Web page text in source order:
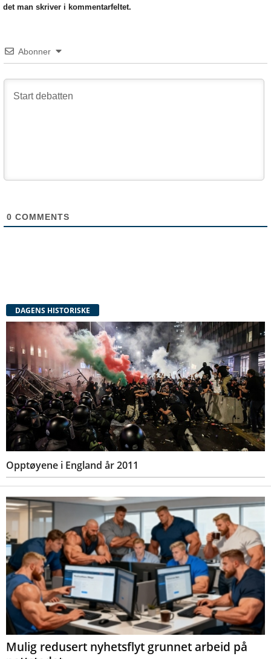
det man skriver i kommentarfeltet.
Abonner
0 COMMENTS
DAGENS HISTORISKE
Opptøyene i England år 2011
Mulig redusert nyhetsflyt grunnet arbeid på